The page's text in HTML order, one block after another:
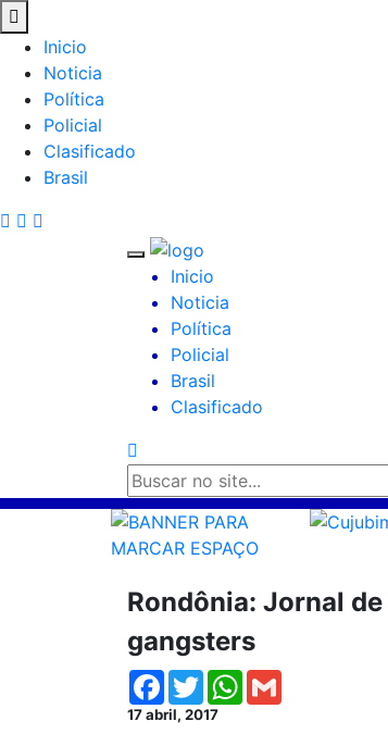
Inicio
Noticia
Política
Policial
Clasificado
Brasil
Inicio
Noticia
Política
Policial
Brasil
Clasificado
Rondônia: Jornal
gangsters
Facebook
TwitterWhatsApp
17 abril, 2017